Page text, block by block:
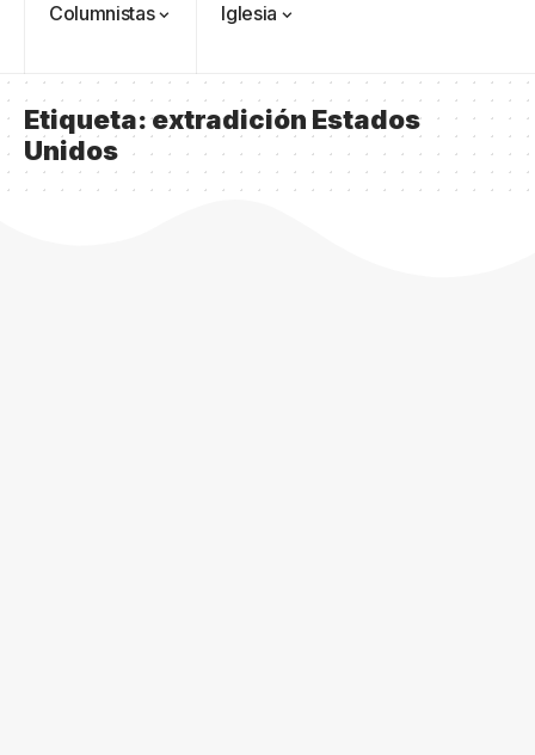
Columnistas Iglesia
Etiqueta:extradición Estados
Unidos